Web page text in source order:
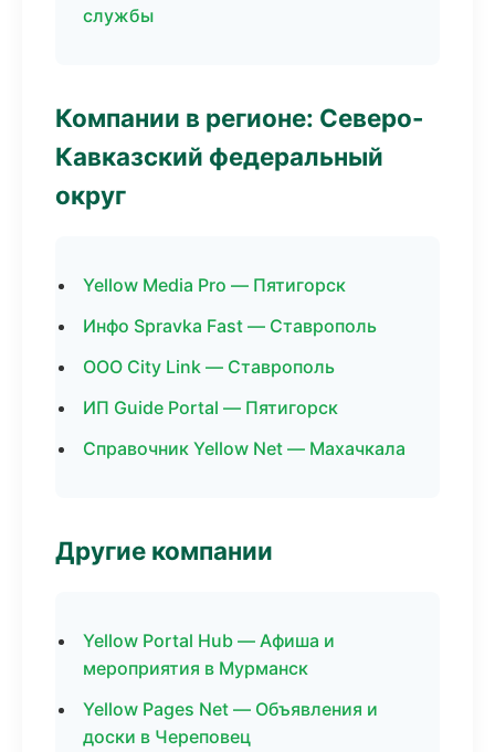
службы
Компании в регионе: Северо-
Кавказский федеральный
округ
Yellow Media Pro — Пятигорск
Инфо Spravka Fast — Ставрополь
ООО City Link — Ставрополь
ИП Guide Portal — Пятигорск
Справочник Yellow Net — Махачкала
Другие компании
Yellow Portal Hub — Афиша и
мероприятия в Мурманск
Yellow Pages Net — Объявления и
доски в Череповец